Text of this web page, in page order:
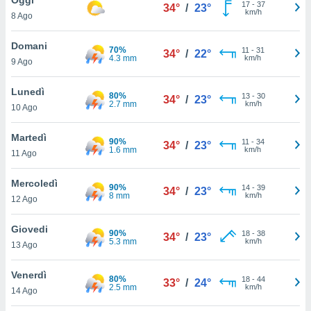
è
al sito
di
ci
di
il
un
la
nella
8 Ago
34° / 23° 17- 37
km/h
Domani
9 Ago
70%
4.3 mm
34° / 22° 11 - 31
km/h
Lunedì
10 Ago
80%
2.7 mm
34° / 23° 13- 30
km/h
Martedì
11 Ago
90%
1.6 mm
34° / 23° 11 - 34
km/h
Mercoledì
12 Ago
90%
8 mm
34° / 23° 14- 39
km/h
Giovedi
13 Ago
90%
5.3 mm
34° / 23° 18- 38
km/h
Venerdì
14 Ago
80%
2.5 mm
33° / 24° 18- 44
km/h